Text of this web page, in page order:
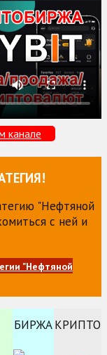
канале
"Нефтяной
с ней и
"Нефтяной
БИРЖАКРИПТО